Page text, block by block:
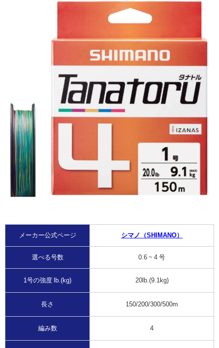
メーカー公式ページ シマノ（SHIMANO）
選べる号数 0.6 ~ 4 号
1号の強度 lb.(kg) 20lb.(9.1kg)
長さ 150/200/300/500m
編み数 4